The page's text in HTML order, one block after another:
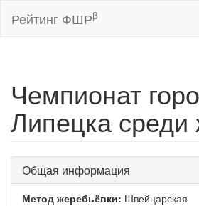
Рейтинг ФШРβ
Чемпионат
Липецка
Общая информация
Метод жеребьёвки: Швейцарская